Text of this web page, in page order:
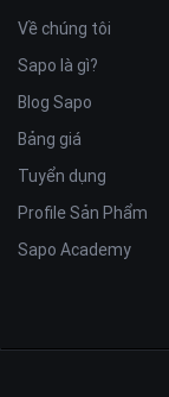
Về chúng tôi
Sapo là gì?
Blog Sapo
Bảng giá
Tuyển dụng
Profile Sản Phẩm
Sapo Academy